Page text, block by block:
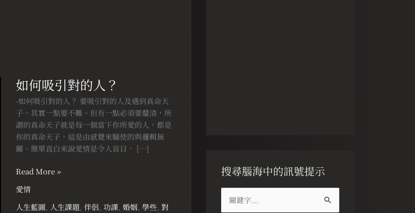
如何吸引對的人？
-如何吸引對的人？ 要吸引對的人及遇到真命天
子，其實一點要不難。但有一點必須要釐清，所
謂的真命天子就是每一個當下你所愛的人，都是
你的真命天子，這是由感覺來驅使的與邏輯無
關。簡單直白來說愛情是令人盲目， […]
吸
引
對
的
人？
Read More »
愛情
人生藍圖, 人生課題,伴侶,功課,婚姻,學些,對
搜尋腦海中的訊號提示